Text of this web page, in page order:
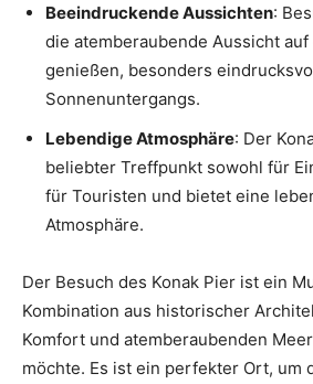
Beeindruckende Aussichten:
die atemberaubende Aussicht
genießen, besonders
Sonnenuntergangs.
Lebendige Atmosphäre: Der
beliebter Treffpunkt sowohl für
für Touristen und bietet eine
Atmosphäre.
Der Besuch des Konak Pier ist ein
Kombination aus historischer
Komfort und atemberaubenden
möchte. Es ist ein perfekter Ort, um